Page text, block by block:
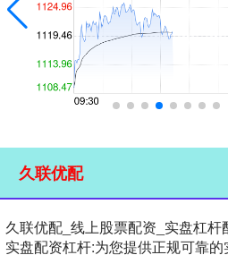
久联优配
久联优配_线上股票配资_实盘杠杆
实盘配资杠杆:为您提供正规可靠